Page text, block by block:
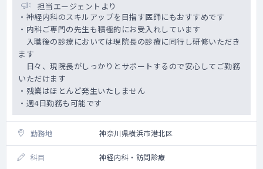
担当エージェントより
・神経内科のスキルアップを目指す医師にもおすすめです
・内科ご専門の先生も積極的にお受入れしています
入職後の診療においては現院長の診療に同行し研修いただき
ます
日々、現院長がしっかりとサポートするので安心してご勤務
いただけます
・残業はほとんど発生いたしません
・週4日勤務も可能です
勤務地 神奈川県横浜市港北区
科目 神経内科・訪問診療